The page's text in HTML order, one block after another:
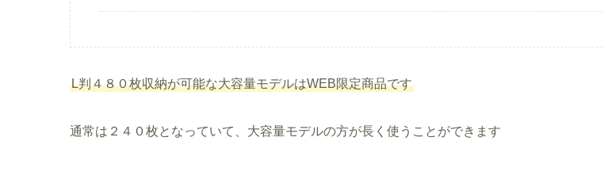
L判４８０枚収納が可能な大容量モデルはWEB限定商品です
通常は２４０枚となっていて、大容量モデルの方が長く使うことができます